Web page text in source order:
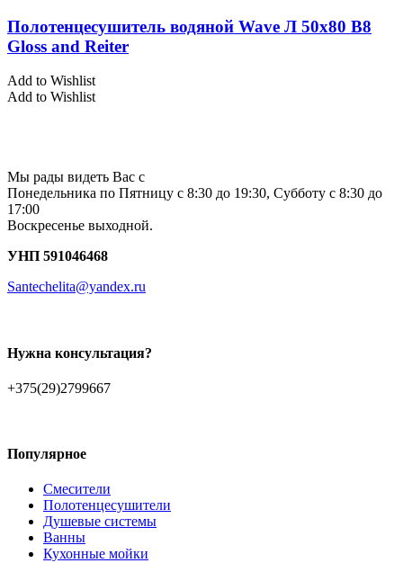
Полотенцесушитель водяной Wave Л 50х80 В8
Gloss and Reiter
Add to Wishlist
Add to Wishlist
Мы рады видеть Вас с
Понедельника по Пятницу с 8:30 до 19:30, Субботу с 8:30 до
17:00
Воскресенье выходной.
УНП 591046468
Santechelita@yandex.ru
Нужна консультация?
+375(29)2799667
Популярное
Смесители
Полотенцесушители
Душевые системы
Ванны
Кухонные мойки